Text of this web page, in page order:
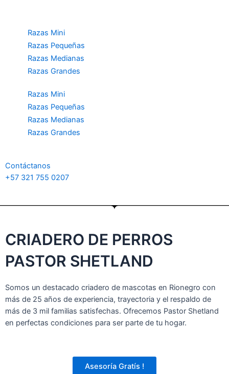
Razas Mini
Razas Pequeñas
Razas Medianas
Razas Grandes
Razas Mini
Razas Pequeñas
Razas Medianas
Razas Grandes
Contáctanos
+57 321 755 0207
CRIADERO DE PERROS
PASTOR SHETLAND
Somos un destacado criadero de mascotas en Rionegro con
más de 25 años de experiencia, trayectoria y el respaldo de
más de 3 mil familias satisfechas. Ofrecemos Pastor Shetland
en perfectas condiciones para ser parte de tu hogar.
Asesoría Gratís !